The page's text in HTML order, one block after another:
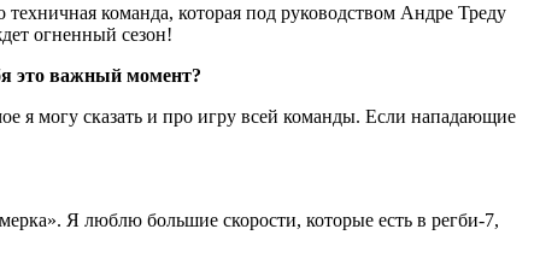
команда, которая под руководством Андре Треду
огненный сезон!
это важный момент?
я могу сказать и про игру всей команды. Если нападающие
Я люблю большие скорости, которые есть в регби-7,